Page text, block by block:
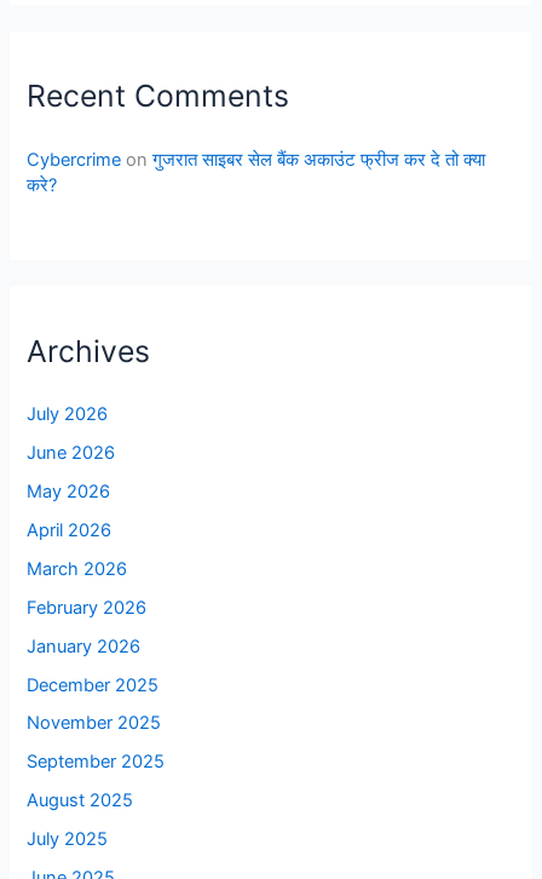
Recent Comments
Cybercrime onगुजरात साइबर सेल बैंक अकाउंट फ्रीज कर दे तो क्या
करे?
Archives
July 2026
June 2026
May 2026
April 2026
March 2026
February 2026
January 2026
December 2025
November 2025
September 2025
August 2025
July 2025